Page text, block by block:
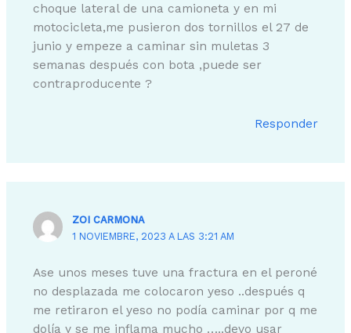
choque lateral de una camioneta y en mi
motocicleta,me pusieron dos tornillos el 27 de
junio y empeze a caminar sin muletas 3
semanas después con bota ,puede ser
contraproducente ?
Responder
ZOI CARMONA
1 NOVIEMBRE, 2023 A LAS 3:21 AM
Ase unos meses tuve una fractura en el peroné
no desplazada me colocaron yeso ..después q
me retiraron el yeso no podía caminar por q me
dolía y se me inflama mucho …..devo usar